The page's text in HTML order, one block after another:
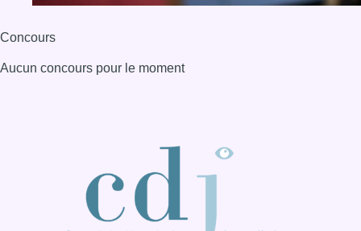
Concours
Aucun concours pour le moment